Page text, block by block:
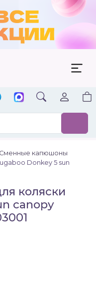
Сменные капюшоны
Donkey 5 sun
коляски
canopy